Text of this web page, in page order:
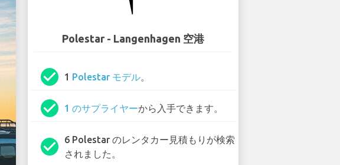
Polestar - Langenhagen 空港
check_circle 1 Polestar モデル。
check_circle 1 のサプライヤーから入手できます。
check_circle
6 Polestar のレンタカー見積もりが検索
されました。